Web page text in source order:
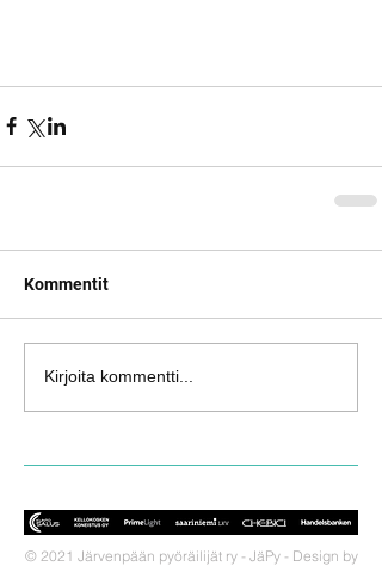
Kommentit
Kirjoita kommentti...
© 2021 Järvenpään pyöräilijät ry - JäPy - Design by